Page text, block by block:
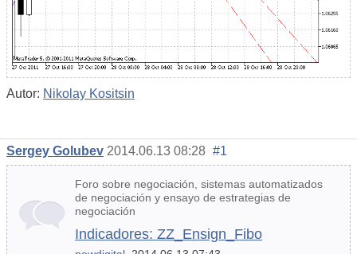
Autor: Nikolay Kositsin
Sergey Golubev 2014.06.13 08:28 #1
Foro sobre negociación, sistemas automatizados
de negociación y ensayo de estrategias de
negociación
Indicadores: ZZ_Ensign_Fibo